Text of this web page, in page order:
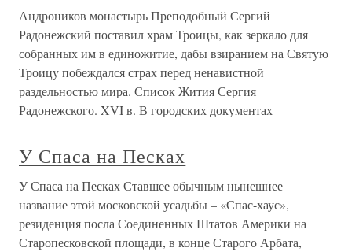
Андроников монастырь Преподобный Сергий
Радонежский поставил храм Троицы, как зеркало для
собранных им в единожитие, дабы взиранием на Святую
Троицу побеждался страх перед ненавистной
раздельностью мира. Список Жития Сергия
Радонежского. XVI в. В городских документах
У Спаса на Песках
У Спаса на Песках Ставшее обычным нынешнее
название этой московской усадьбы – «Спас-хаус»,
резиденция посла Соединенных Штатов Америки на
Старопесковской площади, в конце Старого Арбата,